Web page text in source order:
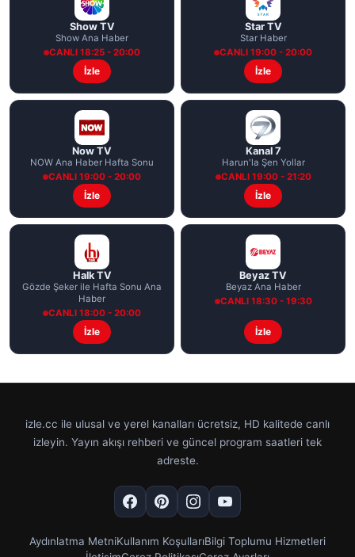
Show TV
Show Ana Haber
CANLI 18:25 - 20:00
İzle
Star TV
Star Haber
CANLI 19:00 - 20:00
İzle
Now TV
NOW Ana Haber Hafta Sonu
CANLI 19:00 - 20:00
İzle
Kanal 7
Harun'la Şen Yollar
CANLI 19:00 - 21:20
İzle
Halk TV
Gözde Şeker ile Hafta Sonu Ana
Haber
CANLI 18:00 - 20:00
İzle
Beyaz TV
Beyaz Ana Haber
CANLI 18:30 - 19:30
İzle
izle.cc ile ulusal ve yerel kanalları ücretsiz, HD kalitede canlı
izleyin. Yayın akışı rehberi ve güncel program saatleri tek
adreste.
Aydınlatma MetniKullanım KoşullarıBilgi Toplumu Hizmetleri